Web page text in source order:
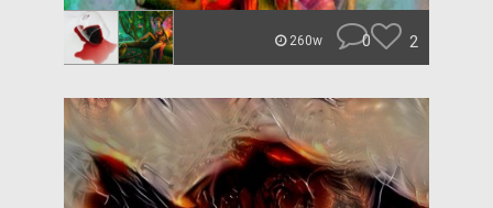
260w 0 2